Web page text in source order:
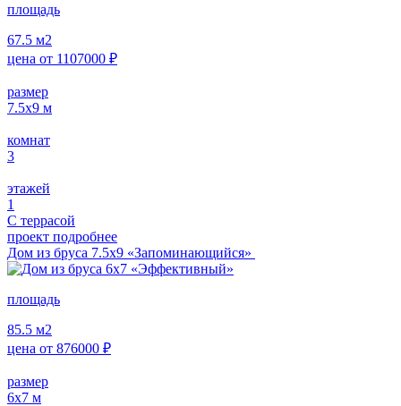
площадь
67.5 м2
цена от 1107000 ₽
размер
7.5x9 м
комнат
3
этажей
1
С террасой
проект подробнее
Дом из бруса 7.5х9 «Запоминающийся»
площадь
85.5 м2
цена от 876000 ₽
размер
6x7 м